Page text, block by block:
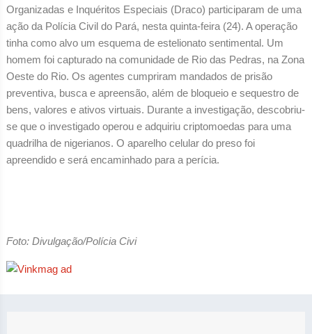
Organizadas e Inquéritos Especiais (Draco) participaram de uma
ação da Polícia Civil do Pará, nesta quinta-feira (24). A operação
tinha como alvo um esquema de estelionato sentimental. Um
homem foi capturado na comunidade de Rio das Pedras, na Zona
Oeste do Rio. Os agentes cumpriram mandados de prisão
preventiva, busca e apreensão, além de bloqueio e sequestro de
bens, valores e ativos virtuais. Durante a investigação, descobriu-
se que o investigado operou e adquiriu criptomoedas para uma
quadrilha de nigerianos. O aparelho celular do preso foi
apreendido e será encaminhado para a perícia.
Foto: Divulgação/Polícia Civi